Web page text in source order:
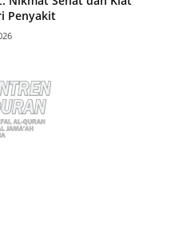
Penyakit